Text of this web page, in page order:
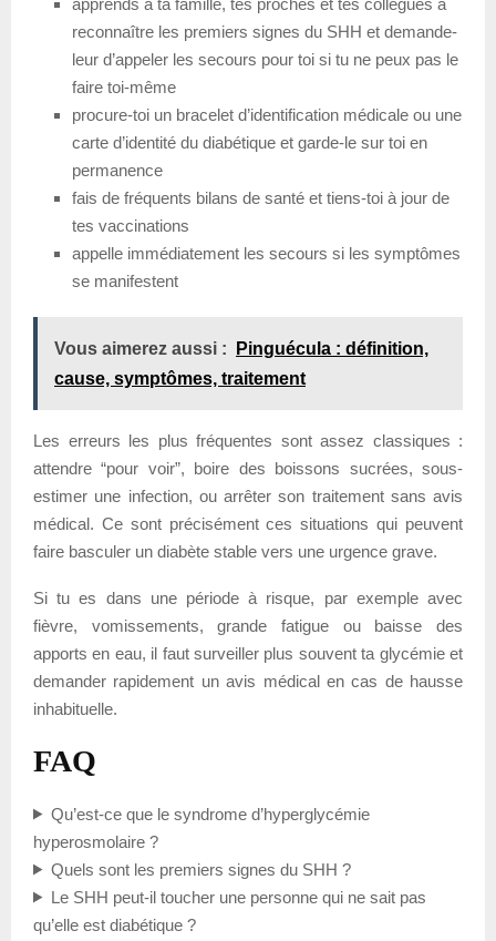
reconnaître les premiers signes du SHH et demande-
leur d’appeler les secours pour toi si tu ne peux pas le
faire toi-même
procure-toi un bracelet d’identification médicale ou une
carte d’identité du diabétique et garde-le sur toi en
permanence
fais de fréquents bilans de santé et tiens-toi à jour de
tes vaccinations
appelle immédiatement les secours si les symptômes
se manifestent
Vous aimerez aussi :
Pinguécula : définition,
cause, symptômes, traitement
Les erreurs les plus fréquentes sont assez classiques :
attendre “pour voir”, boire des boissons sucrées, sous-
estimer une infection, ou arrêter son traitement sans avis
médical. Ce sont précisément ces situations qui peuvent
faire basculer un diabète stable vers une urgence grave.
Si tu es dans une période à risque, par exemple avec
fièvre, vomissements, grande fatigue ou baisse des
apports en eau, il faut surveiller plus souvent ta glycémie et
demander rapidement un avis médical en cas de hausse
inhabituelle.
FAQ
Qu’est-ce que le syndrome d’hyperglycémie
hyperosmolaire ?
Quels sont les premiers signes du SHH ?
Le SHH peut-il toucher une personne qui ne sait pas
qu’elle est diabétique ?